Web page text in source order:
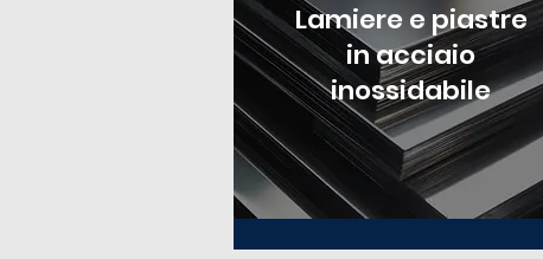
Lamiere e piastre
in acciaio
inossidabile